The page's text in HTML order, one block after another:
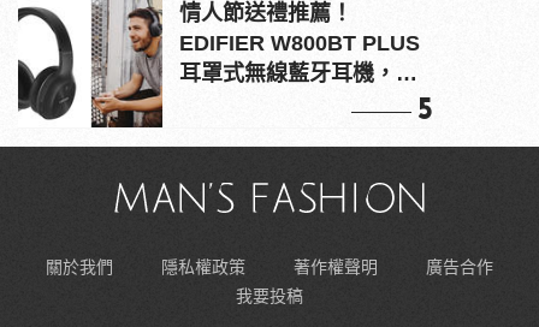
情人節送禮推薦！
EDIFIER W800BT PLUS
耳罩式無線藍牙耳機，在
5
關於我們 隱私權政策 著作權聲明
廣告合作
我要投稿